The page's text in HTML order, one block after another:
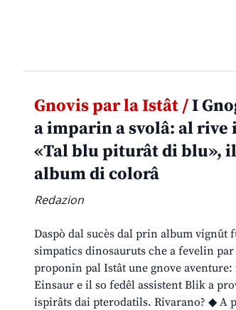
Gnovis par la Istât /I
a imparin a svolâ: al rive
«Tal blu piturât di blu»,
album di colorâ
Redazion
Daspò dal sucès dal prin album vignût
simpatics dinosauruts che a fevelin
proponin pal Istât une gnove
Einsaur e il so fedêl assistent Blik a
ispirâts dai pterodatils. Rivarano? ◆ A